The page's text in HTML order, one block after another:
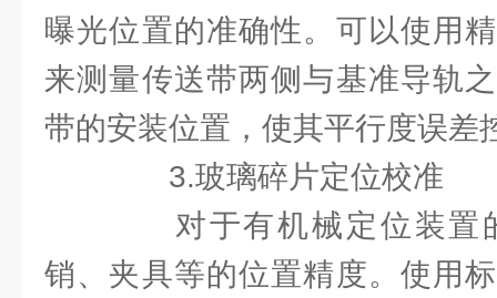
曝光位置的准确性。可以使用
来测量传送带两侧与基准导轨
带的安装位置，使其平行度误差
3.玻璃碎片定位校准
对于有机械定位装置
销、夹具等的位置精度。使用